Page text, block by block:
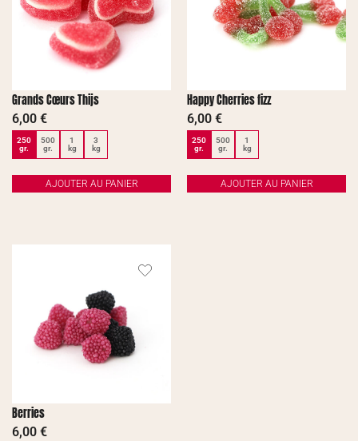
Grands Cœurs Thijs
6,00 €
250
gr.
500
gr.
1
kg
3
kg
AJOUTER AU PANIER
Happy Cherries fizz
6,00 €
250
gr.
500
gr.
1
kg
AJOUTER AU PANIER
Berries
6,00 €